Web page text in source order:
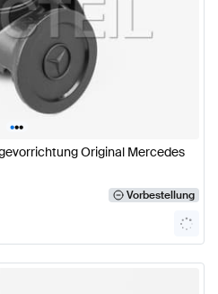
•••
Original Mercedes
Vorbestellung